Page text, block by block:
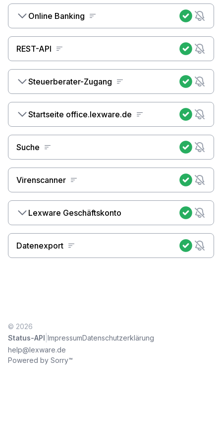
Online Banking
REST-API
Steuerberater-Zugang
Startseite office.lexware.de
Suche
Virenscanner
Lexware Geschäftskonto
Datenexport
© 2026
Status-API ImpressumDatenschutzerklärung
help@lexware.de
Powered by Sorry™